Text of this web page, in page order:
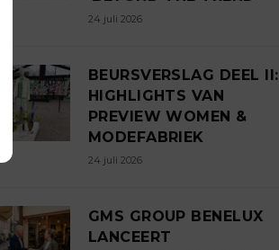
24 juli 2026
BEURSVERSLAG DEEL II:
HIGHLIGHTS VAN
PREVIEW WOMEN &
MODEFABRIEK
24 juli 2026
GMS GROUP BENELUX
LANCEERT